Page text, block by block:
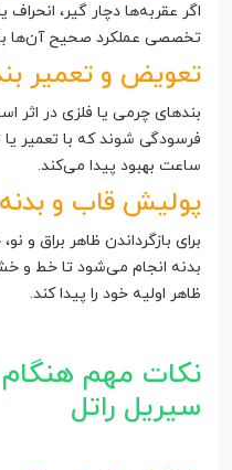
اگر عقربه‌ها دچار گیر،
تخصصی عملکرد صحیح آن‌ها
تعویض و تعمیر
بندهای چرمی یا فلزی در اثر
فرسودگی شوند که با تعمیر یا
ساعت بهبود پیدا می‌کند.
پولیش قاب و بدنه
برای بازگرداندن ظاهر براق
بدنه انجام می‌شود تا خط و
ظاهر اولیه خود را پیدا کند.
نکات مهم
سیریل راتل